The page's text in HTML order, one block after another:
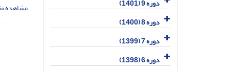
مشاهده
دوره 9 (1401)
دوره 8 (1400)
دوره 7 (1399)
دوره 6 (1398)